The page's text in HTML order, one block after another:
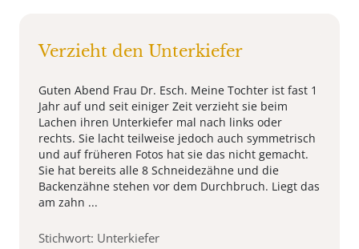
Verzieht den Unterkiefer
Guten Abend Frau Dr. Esch. Meine Tochter ist fast 1
Jahr auf und seit einiger Zeit verzieht sie beim
Lachen ihren Unterkiefer mal nach links oder
rechts. Sie lacht teilweise jedoch auch symmetrisch
und auf früheren Fotos hat sie das nicht gemacht.
Sie hat bereits alle 8 Schneidezähne und die
Backenzähne stehen vor dem Durchbruch. Liegt das
am zahn ...
Stichwort: Unterkiefer